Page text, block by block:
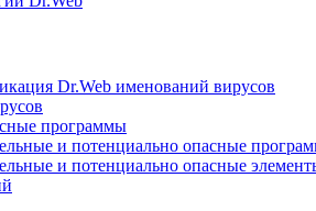
Dr.Web именований вирусов
программы
и потенциально опасные
и потенциально опасные